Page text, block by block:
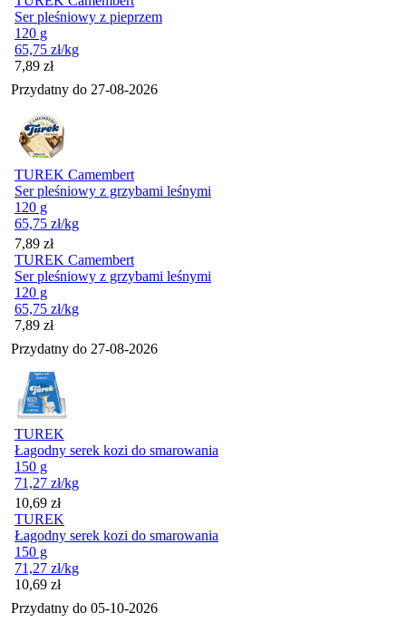
Ser pleśniowy z pieprzem
120 g
65,75 zł/kg
Cena
7,89 zł
Przydatny do 27-08-2026
TUREK Camembert
Ser pleśniowy z grzybami leśnymi
120 g
65,75 zł/kg
Cena
7,89 zł
TUREK Camembert
Ser pleśniowy z grzybami leśnymi
120 g
65,75 zł/kg
Cena
7,89 zł
Przydatny do 27-08-2026
TUREK
Łagodny serek kozi do smarowania
150 g
71,27 zł/kg
Cena
10,69 zł
TUREK
Łagodny serek kozi do smarowania
150 g
71,27 zł/kg
Cena
10,69 zł
Przydatny do 05-10-2026